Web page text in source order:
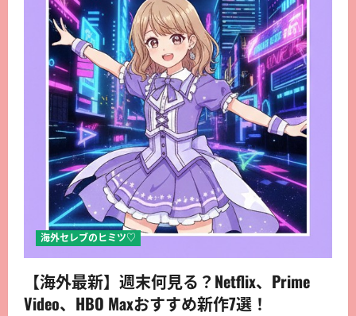
海外セレブのヒミツ♡
【海外最新】週末何見る？Netflix、Prime
Video、HBO Maxおすすめ新作7選！